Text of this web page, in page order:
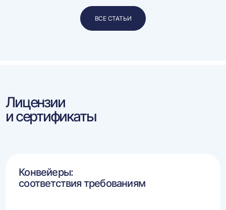
ВСЕ СТАТЬИ
Лицензии
и сертификаты
Конвейеры:
соответствия требованиям